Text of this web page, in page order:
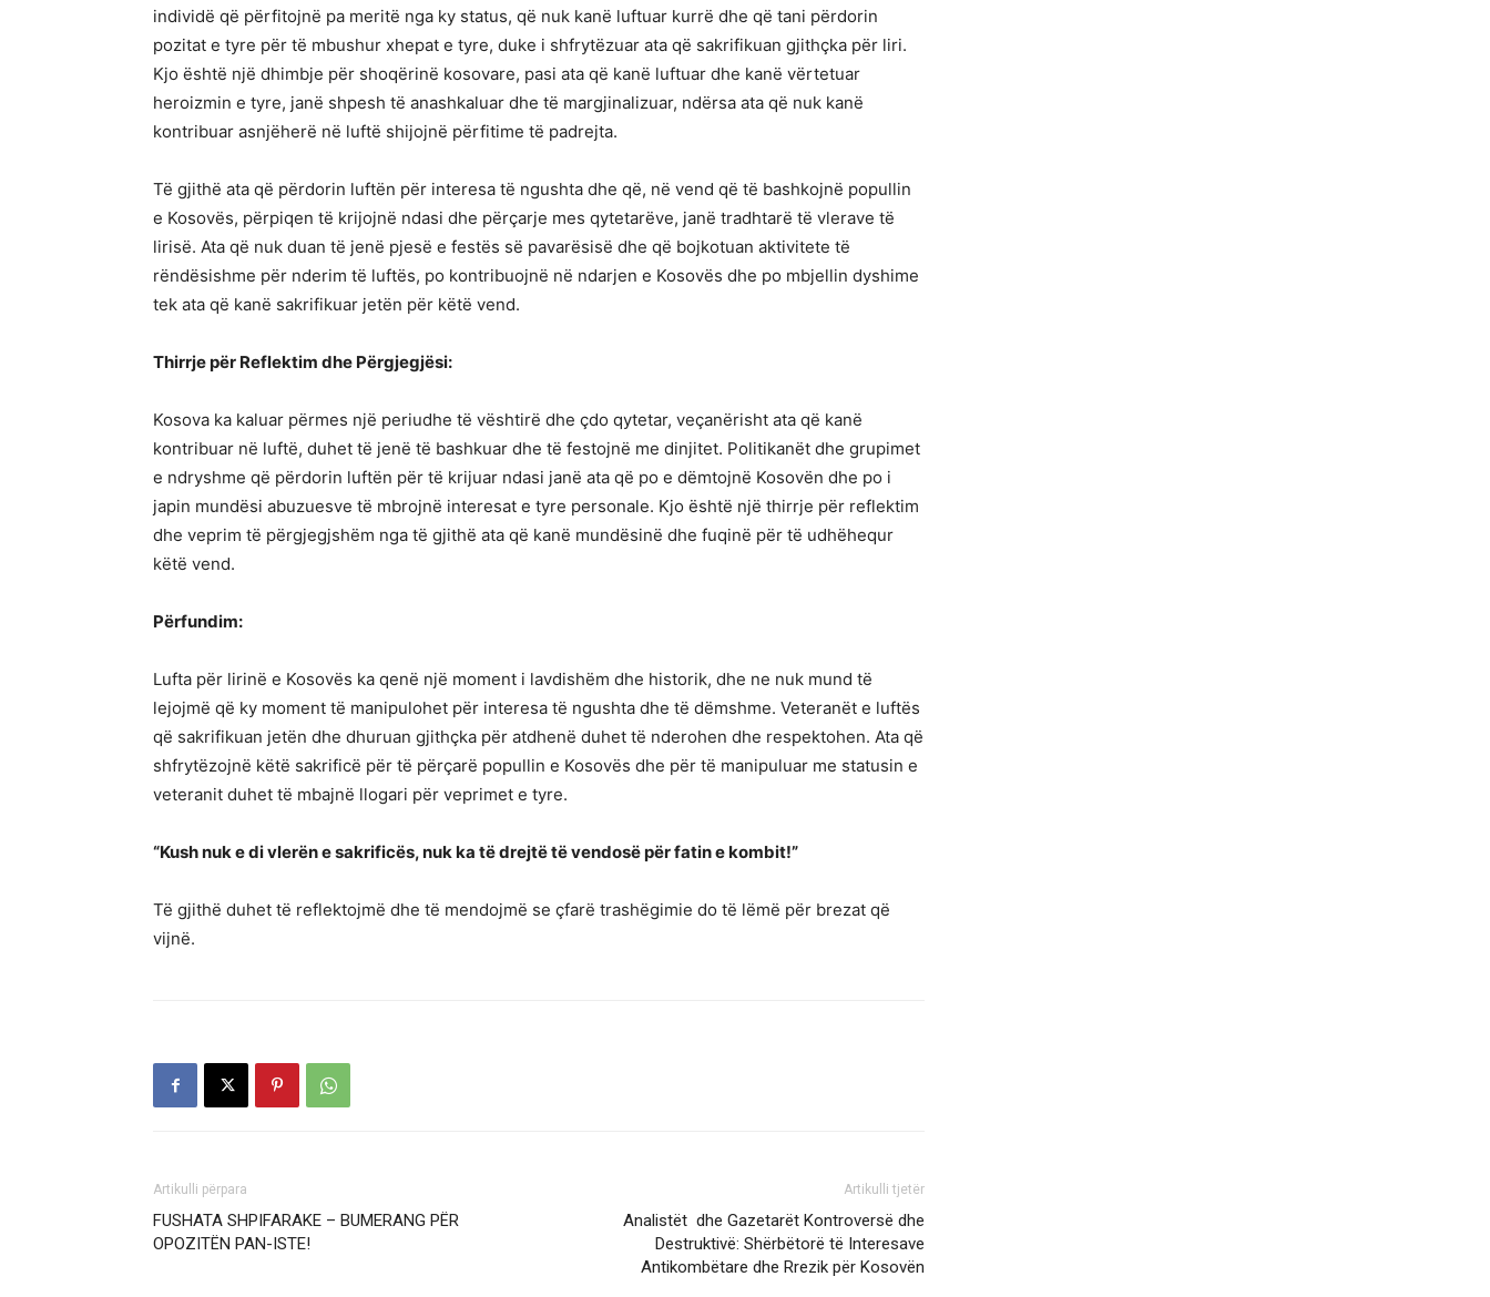
individë që përfitojnë pa meritë nga ky status, që nuk kanë luftuar kurrë dhe që tani përdorin
pozitat e tyre për të mbushur xhepat e tyre, duke i shfrytëzuar ata që sakrifikuan gjithçka për liri.
Kjo është një dhimbje për shoqërinë kosovare, pasi ata që kanë luftuar dhe kanë vërtetuar
heroizmin e tyre, janë shpesh të anashkaluar dhe të margjinalizuar, ndërsa ata që nuk kanë
kontribuar asnjëherë në luftë shijojnë përfitime të padrejta.
Të gjithë ata që përdorin luftën për interesa të ngushta dhe që, në vend që të bashkojnë popullin
e Kosovës, përpiqen të krijojnë ndasi dhe përçarje mes qytetarëve, janë tradhtarë të vlerave të
lirisë. Ata që nuk duan të jenë pjesë e festës së pavarësisë dhe që bojkotuan aktivitete të
rëndësishme për nderim të luftës, po kontribuojnë në ndarjen e Kosovës dhe po mbjellin dyshime
tek ata që kanë sakrifikuar jetën për këtë vend.
Thirrje për Reflektim dhe Përgjegjësi:
Kosova ka kaluar përmes një periudhe të vështirë dhe çdo qytetar, veçanërisht ata që kanë
kontribuar në luftë, duhet të jenë të bashkuar dhe të festojnë me dinjitet. Politikanët dhe grupimet
e ndryshme që përdorin luftën për të krijuar ndasi janë ata që po e dëmtojnë Kosovën dhe po i
japin mundësi abuzuesve të mbrojnë interesat e tyre personale. Kjo është një thirrje për reflektim
dhe veprim të përgjegjshëm nga të gjithë ata që kanë mundësinë dhe fuqinë për të udhëhequr
këtë vend.
Përfundim:
Lufta për lirinë e Kosovës ka qenë një moment i lavdishëm dhe historik, dhe ne nuk mund të
lejojmë që ky moment të manipulohet për interesa të ngushta dhe të dëmshme. Veteranët e luftës
që sakrifikuan jetën dhe dhuruan gjithçka për atdhenë duhet të nderohen dhe respektohen. Ata që
shfrytëzojnë këtë sakrificë për të përçarë popullin e Kosovës dhe për të manipuluar me statusin e
veteranit duhet të mbajnë llogari për veprimet e tyre.
“Kush nuk e di vlerën e sakrificës, nuk ka të drejtë të vendosë për fatin e kombit!”
Të gjithë duhet të reflektojmë dhe të mendojmë se çfarë trashëgimie do të lëmë për brezat që
vijnë.
Artikulli përpara
FUSHATA SHPIFARAKE – BUMERANG PËR
OPOZITËN PAN-ISTE!
Artikulli tjetër
Analistët dhe Gazetarët Kontroversë dhe
Destruktivë: Shërbëtorë të Interesave
Antikombëtare dhe Rrezik për Kosovën